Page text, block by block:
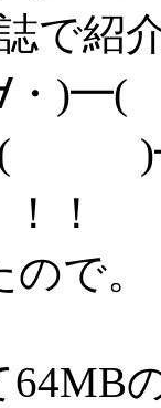
で紹
・)━(
！
で。